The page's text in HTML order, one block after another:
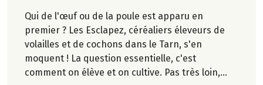
Qui de l'œuf ou de la poule est apparu en
premier ? Les Esclapez, céréaliers éleveurs de
volailles et de cochons dans le Tarn, s'en
moquent ! La question essentielle, c'est
comment on élève et on cultive. Pas très loin,